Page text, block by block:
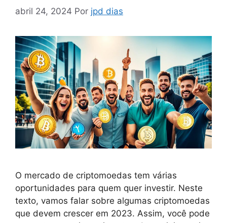
abril 24, 2024 Por jpd dias
O mercado de criptomoedas tem várias
oportunidades para quem quer investir. Neste
texto, vamos falar sobre algumas criptomoedas
que devem crescer em 2023. Assim, você pode